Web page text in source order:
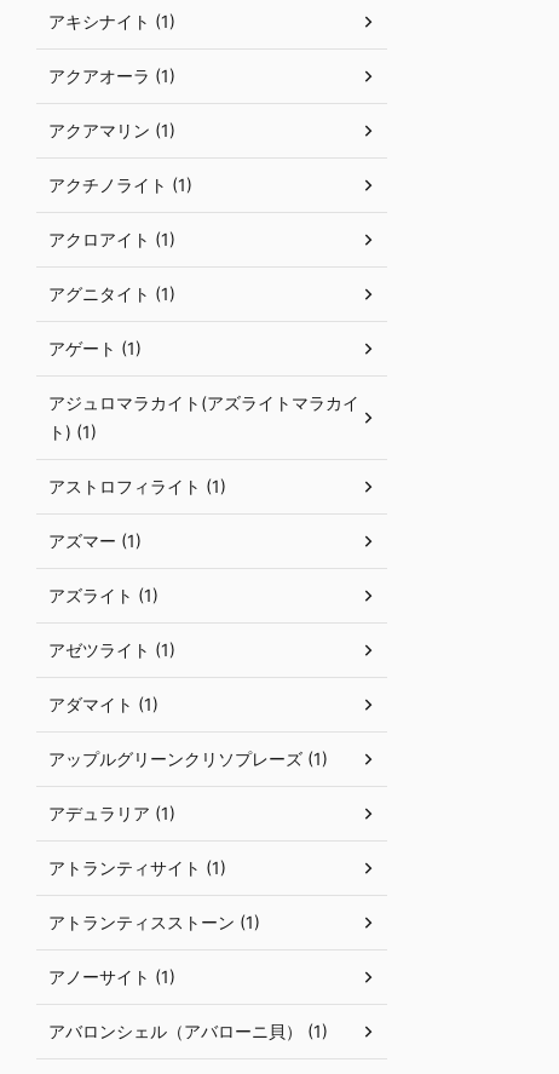
アキシナイト (1)
アクアオーラ (1)
アクアマリン (1)
アクチノライト (1)
アクロアイト (1)
アグニタイト (1)
アゲート (1)
アジュロマラカイト(アズライトマラカイ
ト) (1)
アストロフィライト (1)
アズマー (1)
アズライト (1)
アゼツライト (1)
アダマイト (1)
アップルグリーンクリソプレーズ (1)
アデュラリア (1)
アトランティサイト (1)
アトランティスストーン (1)
アノーサイト (1)
アバロンシェル（アバローニ貝） (1)